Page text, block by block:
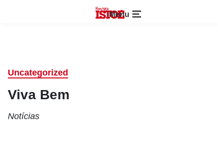
Menu
Uncategorized
Viva Bem
Notícias